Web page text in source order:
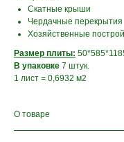
Скатные крыши
Чердачные перекрытия
Хозяйственные
Размер плиты:
В упаковке 7 штук.
1 лист = 0,6932 м2
О товаре